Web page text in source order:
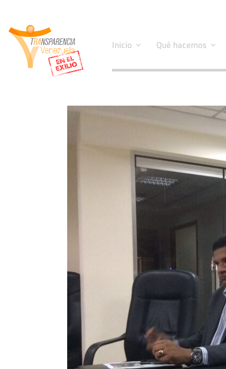
Inicio Qué hacemos